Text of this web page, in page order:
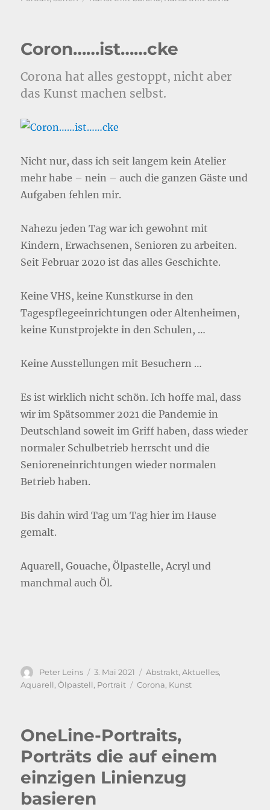
Coron……ist……cke
Corona hat alles gestoppt, nicht aber
das Kunst machen selbst.
Nicht nur, dass ich seit langem kein Atelier
mehr habe – nein – auch die ganzen Gäste und
Aufgaben fehlen mir.
Nahezu jeden Tag war ich gewohnt mit
Kindern, Erwachsenen, Senioren zu arbeiten.
Seit Februar 2020 ist das alles Geschichte.
Keine VHS, keine Kunstkurse in den
Tagespflegeeinrichtungen oder Altenheimen,
keine Kunstprojekte in den Schulen, …
Keine Ausstellungen mit Besuchern …
Es ist wirklich nicht schön. Ich hoffe mal, dass
wir im Spätsommer 2021 die Pandemie in
Deutschland soweit im Griff haben, dass wieder
normaler Schulbetrieb herrscht und die
Senioreneinrichtungen wieder normalen
Betrieb haben.
Bis dahin wird Tag um Tag hier im Hause
gemalt.
Aquarell, Gouache, Ölpastelle, Acryl und
manchmal auch Öl.
Autor
Peter Leins
Veröffentlicht
am
3. Mai 2021 Kategorien
Abstrakt,Aktuelles,
Aquarell,Ölpastell, Portrait Schlagwörter
Corona, Kunst
OneLine-Portraits,
Porträts die auf einem
einzigen Linienzug
basieren